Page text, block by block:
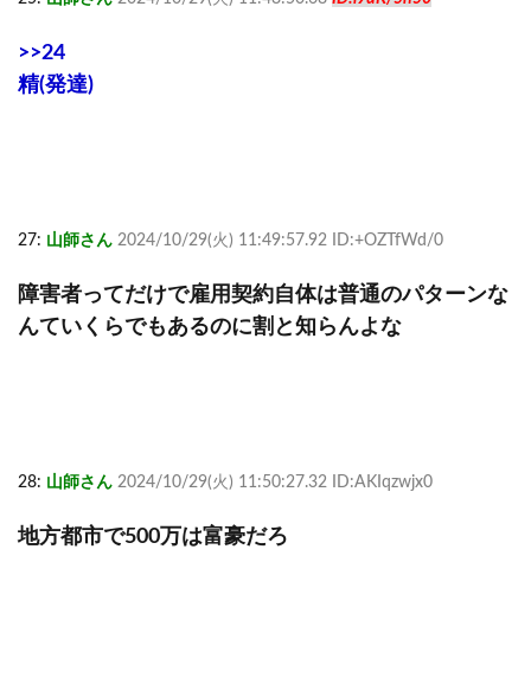
>>24
精(発達)
27: 山師さん 2024/10/29(火) 11:49:57.92 ID:+OZTfWd/0
障害者ってだけで雇用契約自体は普通のパターンな
んていくらでもあるのに割と知らんよな
28: 山師さん 2024/10/29(火) 11:50:27.32 ID:AKIqzwjx0
地方都市で500万は富豪だろ